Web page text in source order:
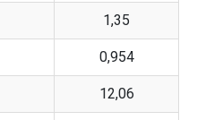
1,35
0,954
12,06